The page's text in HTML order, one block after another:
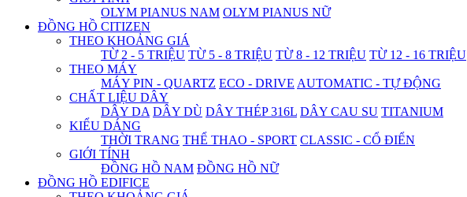
OLYM PIANUS NAM OLYM PIANUS NỮ
ĐỒNG HỒ CITIZEN
THEO KHOẢNG GIÁ
TỪ 2 - 5 TRIỆU TỪ 5 - 8 TRIỆU TỪ 8 - 12 TRIỆU TỪ 12 - 16 TRIỆU
THEO MÁY
MÁY PIN - QUARTZ ECO - DRIVE AUTOMATIC - TỰ ĐỘNG
CHẤT LIỆU DÂY
DÂY DA DÂY DÙ DÂY THÉP 316L DÂY CAU SU TITANIUM
KIỂU DÁNG
THỜI TRANG THỂ THAO - SPORT CLASSIC - CỔ ĐIỂN
GIỚI TÍNH
ĐỒNG HỒ NAM ĐỒNG HỒ NỮ
ĐỒNG HỒ EDIFICE